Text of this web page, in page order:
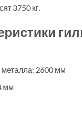
3750 кг.
металла: 2600 мм
мм